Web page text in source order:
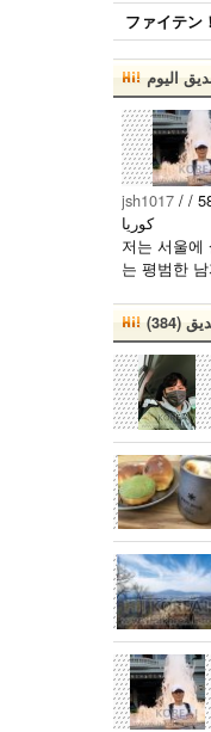
ファイテン
اليوم
jsh1017 / / 58 /
كوريا
저는 서울에
는 평범한
령의 친구들
지고 싶어요
가면 좋은
시켜주면 감
습니다 반대
에 오시면
드릴..
(384)